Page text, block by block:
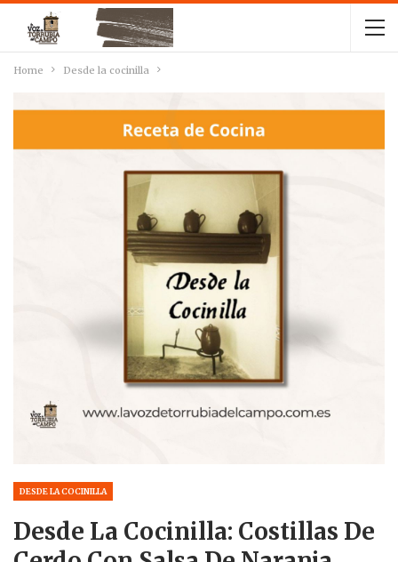
Home Desde la cocinilla
DESDE LA COCINILLA
Desde La Cocinilla: Costillas De